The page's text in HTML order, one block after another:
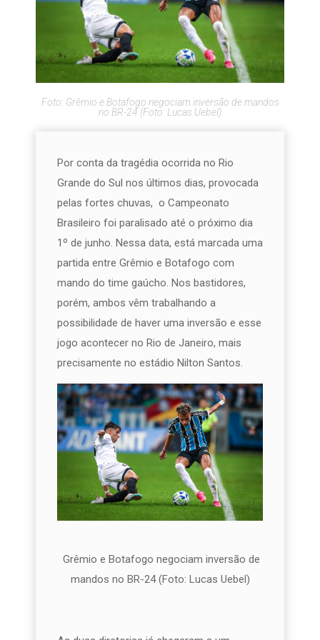
Foto: Grêmio e Botafogo negociam inversão de mandos
no BR-24 (Foto: Lucas Uebel)
Por conta da tragédia ocorrida no Rio
Grande do Sul nos últimos dias, provocada
pelas fortes chuvas, o Campeonato
Brasileiro foi paralisado até o próximo dia
1º de junho. Nessa data, está marcada uma
partida entre Grêmio e Botafogo com
mando do time gaúcho. Nos bastidores,
porém, ambos vêm trabalhando a
possibilidade de haver uma inversão e esse
jogo acontecer no Rio de Janeiro, mais
precisamente no estádio Nilton Santos.
Grêmio e Botafogo negociam inversão de
mandos no BR-24 (Foto: Lucas Uebel)